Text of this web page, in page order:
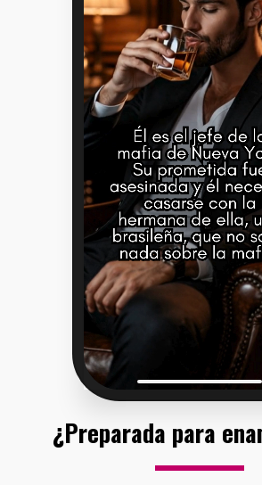
¿Preparada para